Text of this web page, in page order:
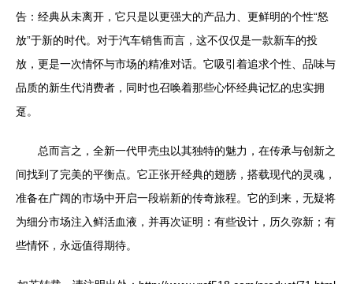
告：经典从未离开，它只是以更强大的产品力、更鲜明的个性“怒
放”于新的时代。对于汽车销售而言，这不仅仅是一款新车的投
放，更是一次情怀与市场的精准对话。它吸引着追求个性、品味与
品质的新生代消费者，同时也召唤着那些心怀经典记忆的忠实拥
趸。
总而言之，全新一代甲壳虫以其独特的魅力，在传承与创新之
间找到了完美的平衡点。它正张开经典的翅膀，搭载现代的灵魂，
准备在广阔的市场中开启一段崭新的传奇旅程。它的到来，无疑将
为细分市场注入鲜活血液，并再次证明：有些设计，历久弥新；有
些情怀，永远值得期待。